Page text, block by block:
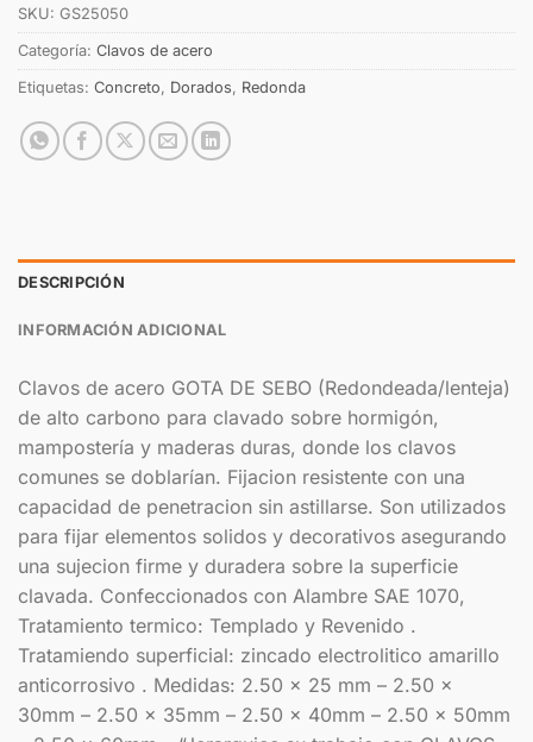
SKU: GS25050
Categoría: Clavos de acero
Etiquetas: Concreto, Dorados, Redonda
DESCRIPCIÓN
INFORMACIÓN ADICIONAL
Clavos de acero GOTA DE SEBO (Redondeada/lenteja)
de alto carbono para clavado sobre hormigón,
mampostería y maderas duras, donde los clavos
comunes se doblarían. Fijacion resistente con una
capacidad de penetracion sin astillarse. Son utilizados
para fijar elementos solidos y decorativos asegurando
una sujecion firme y duradera sobre la superficie
clavada. Confeccionados con Alambre SAE 1070,
Tratamiento termico: Templado y Revenido .
Tratamiendo superficial: zincado electrolitico amarillo
anticorrosivo . Medidas: 2.50 x 25 mm – 2.50 x
30mm – 2.50 x 35mm – 2.50 x 40mm – 2.50 x 50mm